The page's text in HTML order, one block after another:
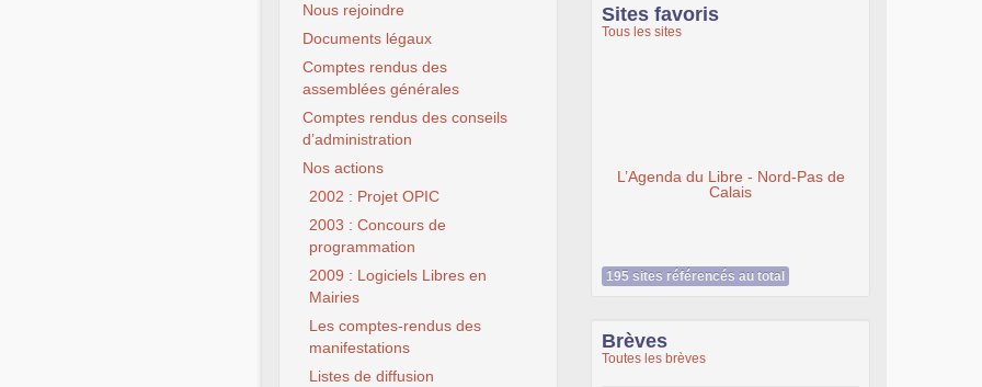
Nous rejoindre
Documents légaux
Comptes rendus des
assemblées générales
Comptes rendus des conseils
d’administration
Nos actions
2002 : Projet OPIC
2003 : Concours de
programmation
2009 : Logiciels Libres en
Mairies
Les comptes-rendus des
manifestations
Listes de diffusion
Sites favoris
Tous les sites
Group
195 sites référencés au total
Brèves
Toutes les brèves